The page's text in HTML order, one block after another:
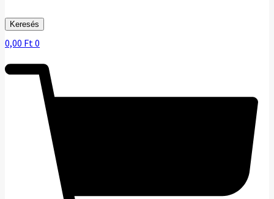
Keresés
0,00 Ft 0